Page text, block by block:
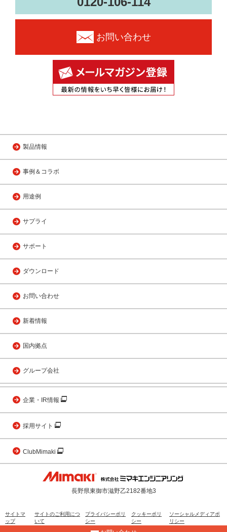
お問い合わせ
製品情報
事例＆コラボ
用途例
サプライ
サポート
ダウンロード
お問い合わせ
新着情報
国内拠点
グループ会社
企業・IR情報
採用サイト
ClubMimaki
長野県東御市滋野乙2182番地3
サイトマ
ップ
サイトのご利用につ
いて
プライバシーポリ
シー
クッキーポリ
シー
ソーシャルメディアポ
リシー